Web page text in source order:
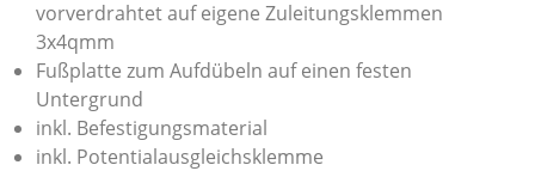
vorverdrahtet auf eigene Zuleitungsklemmen
3x4qmm
Fußplatte zum Aufdübeln auf einen festen
Untergrund
inkl. Befestigungsmaterial
inkl. Potentialausgleichsklemme